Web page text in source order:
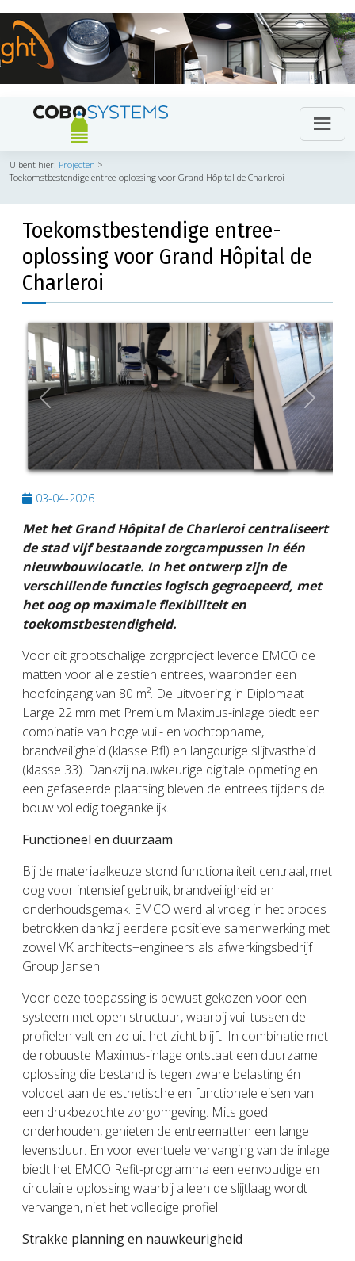
U bent hier: Projecten >
Toekomstbestendige entree-oplossing voor Grand Hôpital de Charleroi
Toekomstbestendige entree-
oplossing voor Grand Hôpital de
Charleroi
Previous Next
03-04-2026
Met het Grand Hôpital de Charleroi centraliseert
de stad vijf bestaande zorgcampussen in één
nieuwbouwlocatie. In het ontwerp zijn de
verschillende functies logisch gegroepeerd, met
het oog op maximale flexibiliteit en
toekomstbestendigheid.
Voor dit grootschalige zorgproject leverde EMCO de
matten voor alle zestien entrees, waaronder een
hoofdingang van 80 m². De uitvoering in Diplomaat
Large 22 mm met Premium Maximus-inlage biedt een
combinatie van hoge vuil- en vochtopname,
brandveiligheid (klasse Bfl) en langdurige slijtvastheid
(klasse 33). Dankzij nauwkeurige digitale opmeting en
een gefaseerde plaatsing bleven de entrees tijdens de
bouw volledig toegankelijk.
Functioneel en duurzaam
Bij de materiaalkeuze stond functionaliteit centraal, met
oog voor intensief gebruik, brandveiligheid en
onderhoudsgemak. EMCO werd al vroeg in het proces
betrokken dankzij eerdere positieve samenwerking met
zowel VK architects+engineers als afwerkingsbedrijf
Group Jansen.
Voor deze toepassing is bewust gekozen voor een
systeem met open structuur, waarbij vuil tussen de
profielen valt en zo uit het zicht blijft. In combinatie met
de robuuste Maximus-inlage ontstaat een duurzame
oplossing die bestand is tegen zware belasting én
voldoet aan de esthetische en functionele eisen van
een drukbezochte zorgomgeving. Mits goed
onderhouden, genieten de entreematten een lange
levensduur. En voor eventuele vervanging van de inlage
biedt het EMCO Refit-programma een eenvoudige en
circulaire oplossing waarbij alleen de slijtlaag wordt
vervangen, niet het volledige profiel.
Strakke planning en nauwkeurigheid